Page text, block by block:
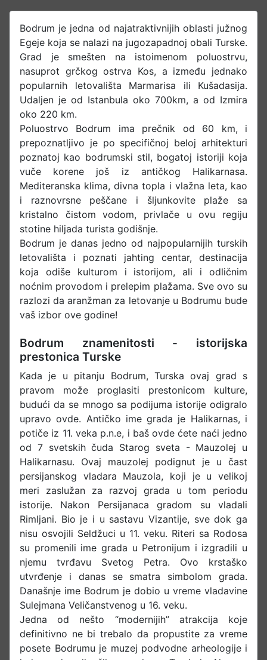
Bodrum je jedna od najatraktivnijih oblasti južnog
Egeje koja se nalazi na jugozapadnoj obali Turske.
Grad je smešten na istoimenom poluostrvu,
nasuprot grčkog ostrva Kos, a između jednako
popularnih letovališta Marmarisa ili Kušadasija.
Udaljen je od Istanbula oko 700km, a od Izmira
oko 220 km.
Poluostrvo Bodrum ima prečnik od 60 km, i
prepoznatljivo je po specifičnoj beloj arhitekturi
poznatoj kao bodrumski stil, bogatoj istoriji koja
vuče korene još iz antičkog Halikarnasa.
Mediteranska klima, divna topla i vlažna leta, kao
i raznovrsne peščane i šljunkovite plaže sa
kristalno čistom vodom, privlače u ovu regiju
stotine hiljada turista godišnje.
Bodrum je danas jedno od najpopularnijih turskih
letovališta i poznati jahting centar, destinacija
koja odiše kulturom i istorijom, ali i odličnim
noćnim provodom i prelepim plažama. Sve ovo su
razlozi da aranžman za letovanje u Bodrumu bude
vaš izbor ove godine!
Bodrum znamenitosti - istorijska
prestonica Turske
Kada je u pitanju Bodrum, Turska ovaj grad s
pravom može proglasiti prestonicom kulture,
budući da se mnogo sa podijuma istorije odigralo
upravo ovde. Antičko ime grada je Halikarnas, i
potiče iz 11. veka p.n.e, i baš ovde ćete naći jedno
od 7 svetskih čuda Starog sveta - Mauzolej u
Halikarnasu. Ovaj mauzolej podignut je u čast
persijanskog vladara Mauzola, koji je u velikoj
meri zaslužan za razvoj grada u tom periodu
istorije. Nakon Persijanaca gradom su vladali
Rimljani. Bio je i u sastavu Vizantije, sve dok ga
nisu osvojili Seldžuci u 11. veku. Riteri sa Rodosa
su promenili ime grada u Petronijum i izgradili u
njemu tvrđavu Svetog Petra. Ovo krstaško
utvrđenje i danas se smatra simbolom grada.
Današnje ime Bodrum je dobio u vreme vladavine
Sulejmana Veličanstvenog u 16. veku.
Jedna od nešto “modernijih” atrakcija koje
definitivno ne bi trebalo da propustite za vreme
posete Bodrumu je muzej podvodne arheologije i